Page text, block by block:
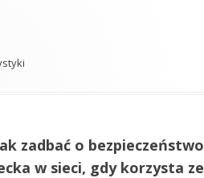
zadbać o bezpieczeństwo
w sieci, gdy korzysta ze